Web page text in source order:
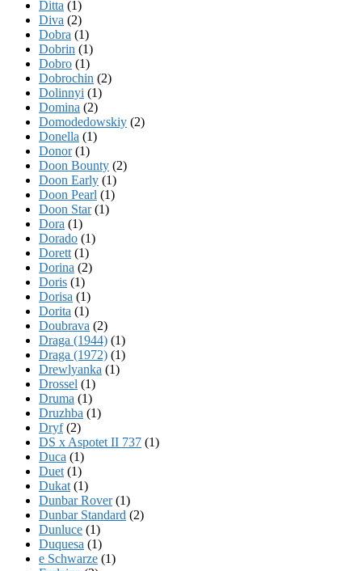
Ditta (1)
Diva (2)
Dobra (1)
Dobrin (1)
Dobro (1)
Dobrochin (2)
Dolinnyi (1)
Domina (2)
Domodedowskiy (2)
Donella (1)
Donor(1)
Doon Bounty (2)
Doon Early (1)
Doon Pearl (1)
Doon Star(1)
Dora (1)
Dorado (1)
Dorett (1)
Dorina (2)
Doris (1)
Dorisa (1)
Dorita (1)
Doubrava (2)
Draga (1944) (1)
Draga (1972) (1)
Drewlyanka (1)
Drossel (1)
Druma (1)
Druzhba (1)
Dryf(2)
DS x Aspotet II 737 (1)
Duca (1)
Duet (1)
Dukat (1)
Dunbar Rover(1)
Dunbar Standard (2)
Dunluce (1)
Duquesa (1)
e Schwarze (1)